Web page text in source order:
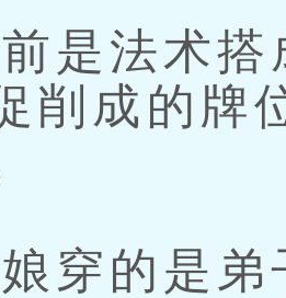
是法术搭
削成的牌
穿的是弟